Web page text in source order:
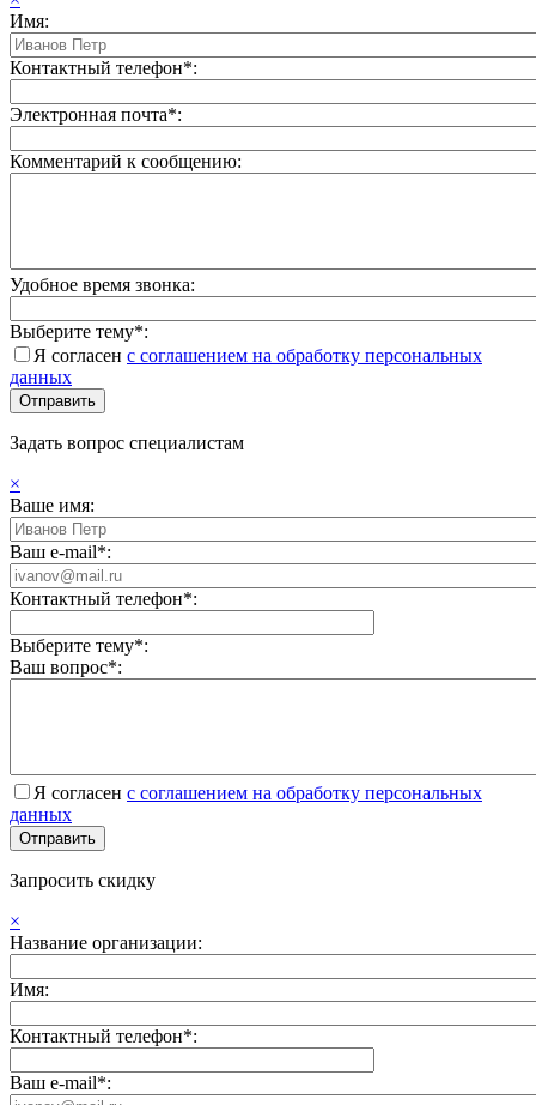
Имя:
Контактный телефон*:
Электронная почта*:
Комментарий к сообщению:
Удобное время звонка:
Выберите тему*:
Я согласен с соглашением на обработку персональных
данных
Задать вопрос специалистам
×
Ваше имя:
Ваш e-mail*:
Контактный телефон*:
Выберите тему*:
Ваш вопрос*:
Я согласен с соглашением на обработку персональных
данных
Запросить скидку
×
Название организации:
Имя:
Контактный телефон*:
Ваш e-mail*: